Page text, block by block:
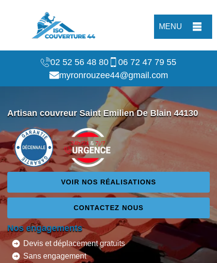
MENU
02 52 56 48 80
06 72 47 79 55
myronrouzee44@gmail.com
Artisan couvreur Saint Emilien De Blain 44130
VOIR NOS RÉALISATIONS
CONTACTEZ NOUS
Nos engagements
Devis et déplacement gratuits
Sans engagement